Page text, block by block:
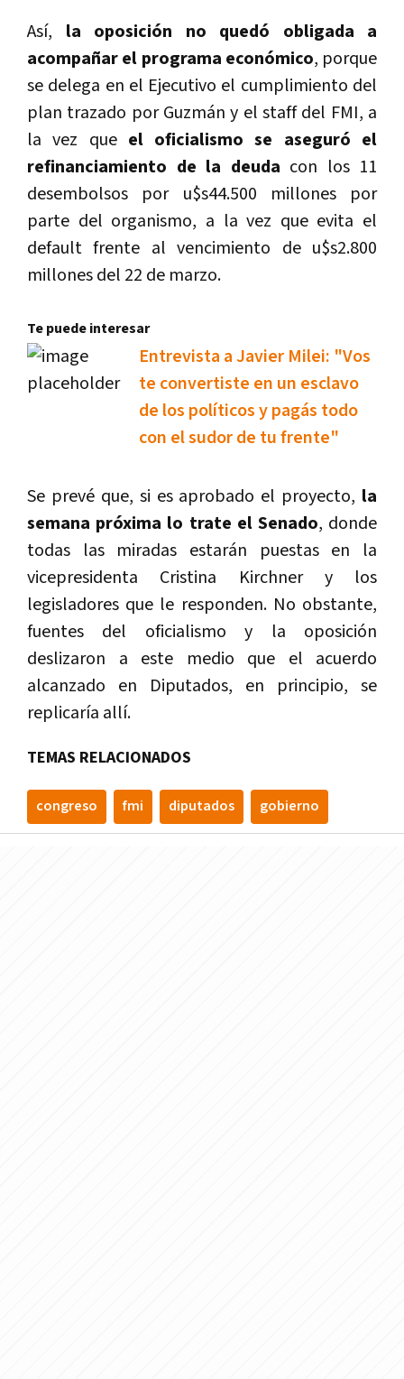
Así, la oposición no quedó obligada a
acompañar el programa económico, porque
se delega en el Ejecutivo el cumplimiento del
plan trazado por Guzmán y el staff del FMI, a
la vez que el oficialismo se aseguró el
refinanciamiento de la deuda con los 11
desembolsos por u$s44.500 millones por
parte del organismo, a la vez que evita el
default frente al vencimiento de u$s2.800
millones del 22 de marzo.
Te puede interesar
Entrevista a Javier Milei: "Vos
te convertiste en un esclavo
de los políticos y pagás todo
con el sudor de tu frente"
Se prevé que, si es aprobado el proyecto, la
semana próxima lo trate el Senado, donde
todas las miradas estarán puestas en la
vicepresidenta Cristina Kirchner y los
legisladores que le responden. No obstante,
fuentes del oficialismo y la oposición
deslizaron a este medio que el acuerdo
alcanzado en Diputados, en principio, se
replicaría allí.
TEMAS RELACIONADOS
congreso fmi diputados gobierno